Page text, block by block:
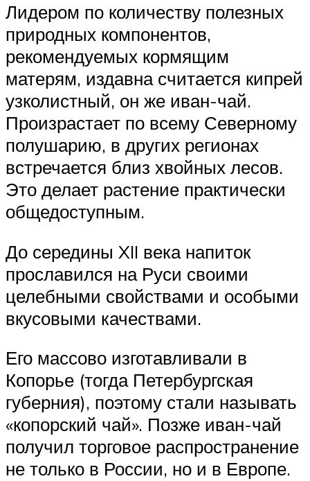
Лидером по количеству полезных
природных компонентов,
рекомендуемых кормящим
матерям, издавна считается кипрей
узколистный, он же иван-чай.
Произрастает по всему Северному
полушарию, в других регионах
встречается близ хвойных лесов.
Это делает растение практически
общедоступным.
До середины XII века напиток
прославился на Руси своими
целебными свойствами и особыми
вкусовыми качествами.
Его массово изготавливали в
Копорье (тогда Петербургская
губерния), поэтому стали называть
«копорский чай». Позже иван-чай
получил торговое распространение
не только в России, но и в Европе.